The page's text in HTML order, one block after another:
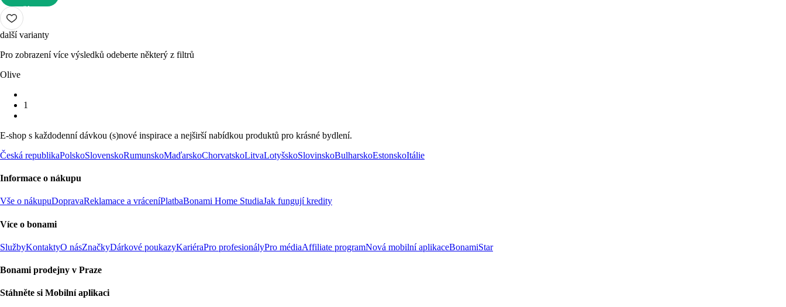
DO KOŠÍKU
další varianty
Pro zobrazení více výsledků odeberte některý z filtrů
Olive
1
E-shop s každodenní dávkou (s)nové inspirace a nejširší nabídkou produktů pro krásné bydlení.
Česká republikaPolskoSlovenskoRumunskoMaďarskoChorvatskoLitvaLotyšskoSlovinskoBulharskoEstonskoItálie
Informace o nákupu
Vše o nákupuDopravaReklamace a vráceníPlatbaBonami Home StudiaJak fungují kredity
Více o bonami
SlužbyKontaktyO násZnačkyDárkové poukazyKariéraPro profesionályPro médiaAffiliate programNová mobilní aplikaceBonamiStar
Bonami prodejny v Praze
Stáhněte si Mobilní aplikaci